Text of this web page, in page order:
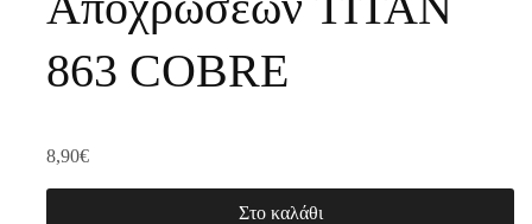
863 COBRE
8,90€
Στο καλάθι